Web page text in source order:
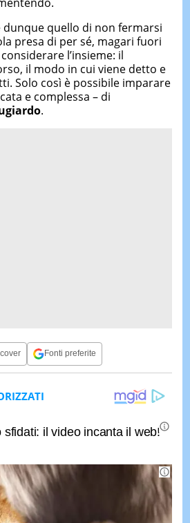
quello di non fermarsi
presa di per sé, magari fuori
l’insieme: il
il modo in cui viene detto e
Solo così è possibile imparare
e complessa – di
.
Fonti preferite